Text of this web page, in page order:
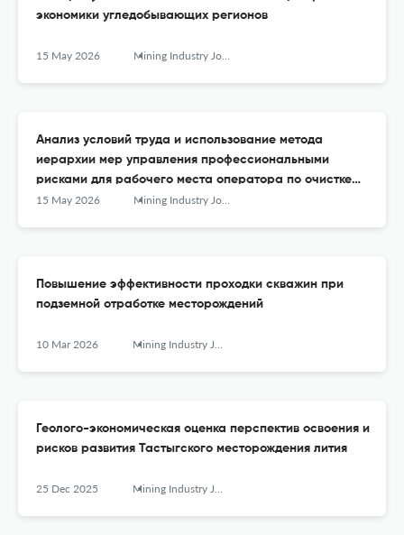
экономики угледобывающих регионов
15 May 2026 Mining Industry Journal (Gornay Promishlennost)
Анализ условий труда и использование метода
иерархии мер управления профессиональными
рисками для рабочего места оператора по очистке
сточных вод угольного предприятия
15 May 2026 Mining Industry Journal (Gornay Promishlennost)
Повышение эффективности проходки скважин при
подземной отработке месторождений
10 Mar 2026 Mining Industry Journal (Gornay Promishlennost)
Геолого-экономическая оценка перспектив освоения и
рисков развития Тастыгского месторождения лития
25 Dec 2025 Mining Industry Journal (Gornay Promishlennost)